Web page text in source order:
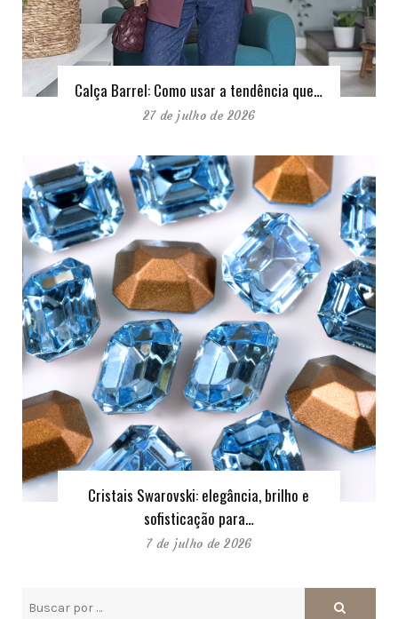
Calça Barrel: Como usar a tendência que…
27 de julho de 2026
Cristais Swarovski: elegância, brilho e
sofisticação para…
7 de julho de 2026